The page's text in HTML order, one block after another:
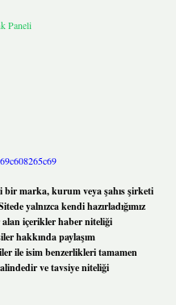
bir marka, kurum veya şahıs şirketi
yalnızca kendi hazırladığımız
alan içerikler haber niteliği
hakkında paylaşım
ile isim benzerlikleri tamamen
ve tavsiye niteliği